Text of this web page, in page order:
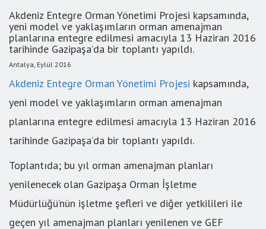
Akdeniz Entegre Orman Yönetimi Projesi kapsamında,
yeni model ve yaklaşımların orman amenajman
planlarına entegre edilmesi amacıyla 13 Haziran 2016
tarihinde Gazipaşa’da bir toplantı yapıldı.
Antalya, Eylül 2016
Akdeniz Entegre Orman Yönetimi Projesi kapsamında,
yeni model ve yaklaşımların orman amenajman
planlarına entegre edilmesi amacıyla 13 Haziran 2016
tarihinde Gazipaşa’da bir toplantı yapıldı.
Toplantıda; bu yıl orman amenajman planları
yenilenecek olan Gazipaşa Orman İşletme
Müdürlüğü’nün işletme şefleri ve diğer yetkilileri ile
geçen yıl amenajman planları yenilenen ve GEF